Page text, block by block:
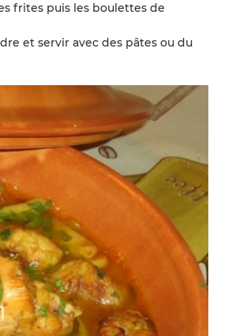
frites puis les boulettes de
et servir avec des pâtes ou du